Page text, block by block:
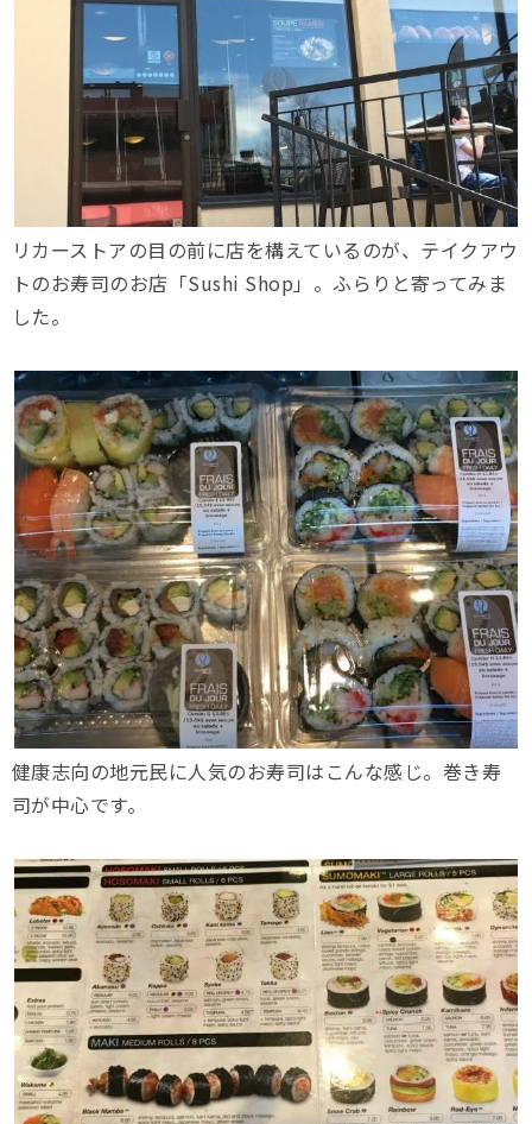
リカーストアの目の前に店を構えているのが、テイクアウ
トのお寿司のお店「Sushi Shop」。ふらりと寄ってみま
した。
健康志向の地元民に人気のお寿司はこんな感じ。巻き寿
司が中心です。